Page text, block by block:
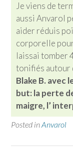
Je viens de
aussi Anvarol
aider réduis
corporelle
laissai tomber
tonifiés autour
Blake B. avec
but: la perte
maigre, l’
Posted inAnvarol